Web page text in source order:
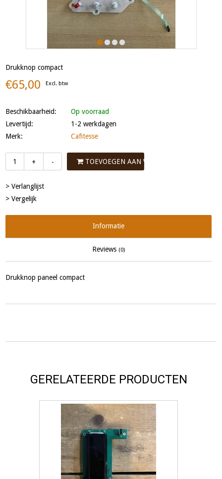
Drukknop compact
€65,00 Excl. btw
Beschikbaarheid:
Op voorraad
Levertijd:
1-2 werkdagen
Merk:
Cafitesse
+ - TOEVOEGEN AAN WINKELWAGEN
> Verlanglijst
> Vergelijk
Informatie
Reviews (0)
Drukknop paneel compact
GERELATEERDE PRODUCTEN